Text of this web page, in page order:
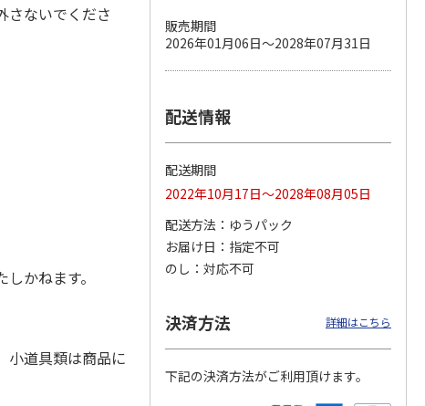
エコリカ ブラザ
ー ＬＣ１１３ＢＫ
対応リサイクルイン
836円
(送料別・税込)
応リサイクルイン
さないでくださ
かねます。
小道具類は商品に
販売期間
2026年01月06日～2028年07月31日
配送情報
配送期間
2022年10月17日～2028年08月05日
配送方法
ゆうパック
お届け日
指定不可
のし
対応不可
決済方法 詳細はこちら
下記の決済方法がご利用頂けます。